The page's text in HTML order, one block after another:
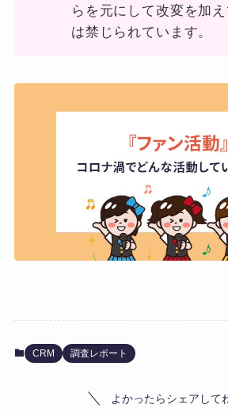
らを元にして改変を加
は禁じられています。
CRM 調査レポート
よかったらシェアして